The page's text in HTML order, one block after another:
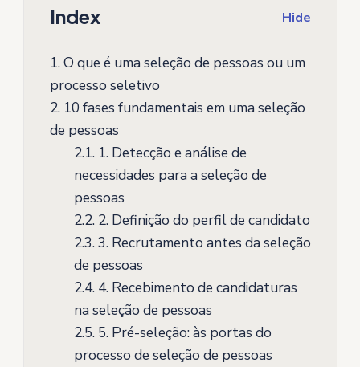
Index Hide
1.O que é uma seleção de pessoas ou um
processo seletivo
2.10 fases fundamentais em uma seleção
de pessoas
2.1.1. Detecção e análise de
necessidades para a seleção de
pessoas
2.2.2. Definição do perfil de candidato
2.3.3. Recrutamento antes da seleção
de pessoas
2.4.4. Recebimento de candidaturas
na seleção de pessoas
2.5.5. Pré-seleção: às portas do
processo de seleção de pessoas